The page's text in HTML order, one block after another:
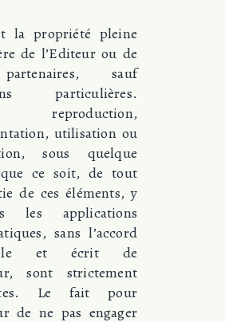
la propriété pleine
de l’Editeur ou de
sauf
particulières.
reproduction,
utilisation ou
sous quelque
ce soit, de tout
de ces éléments, y
les applications
sans l’accord
et écrit de
sont strictement
Le fait pour
de ne pas engager